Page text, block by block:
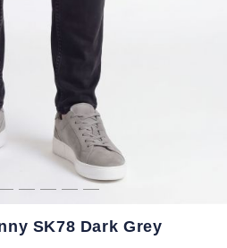
SK78 Dark Grey